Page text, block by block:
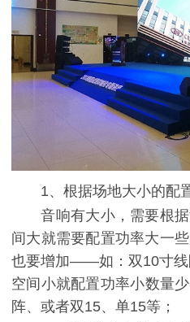
1、根据场地大小的配
音响有大小，需要根
间大就需要配置功率大一
也要增加——如：双10寸线
空间小就配置功率小数量
阵、或者双15、单15等；